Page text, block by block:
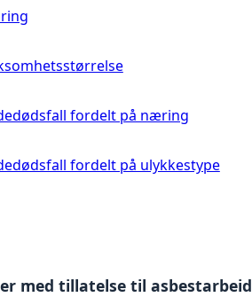
fordelt på næring
fordelt på ulykkestype
med tillatelse til asbestarbeid